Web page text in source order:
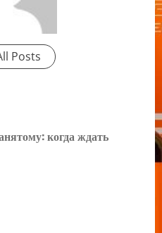
Posts
когда ждать